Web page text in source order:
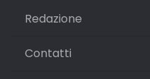
Redazione
Contatti